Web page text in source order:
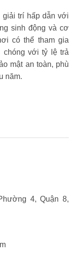
giải trí hấp dẫn với
sinh động và cơ
có thể tham gia
chóng với tỷ lệ trả
mật an toàn, phù
năm.
4, Quận 8,